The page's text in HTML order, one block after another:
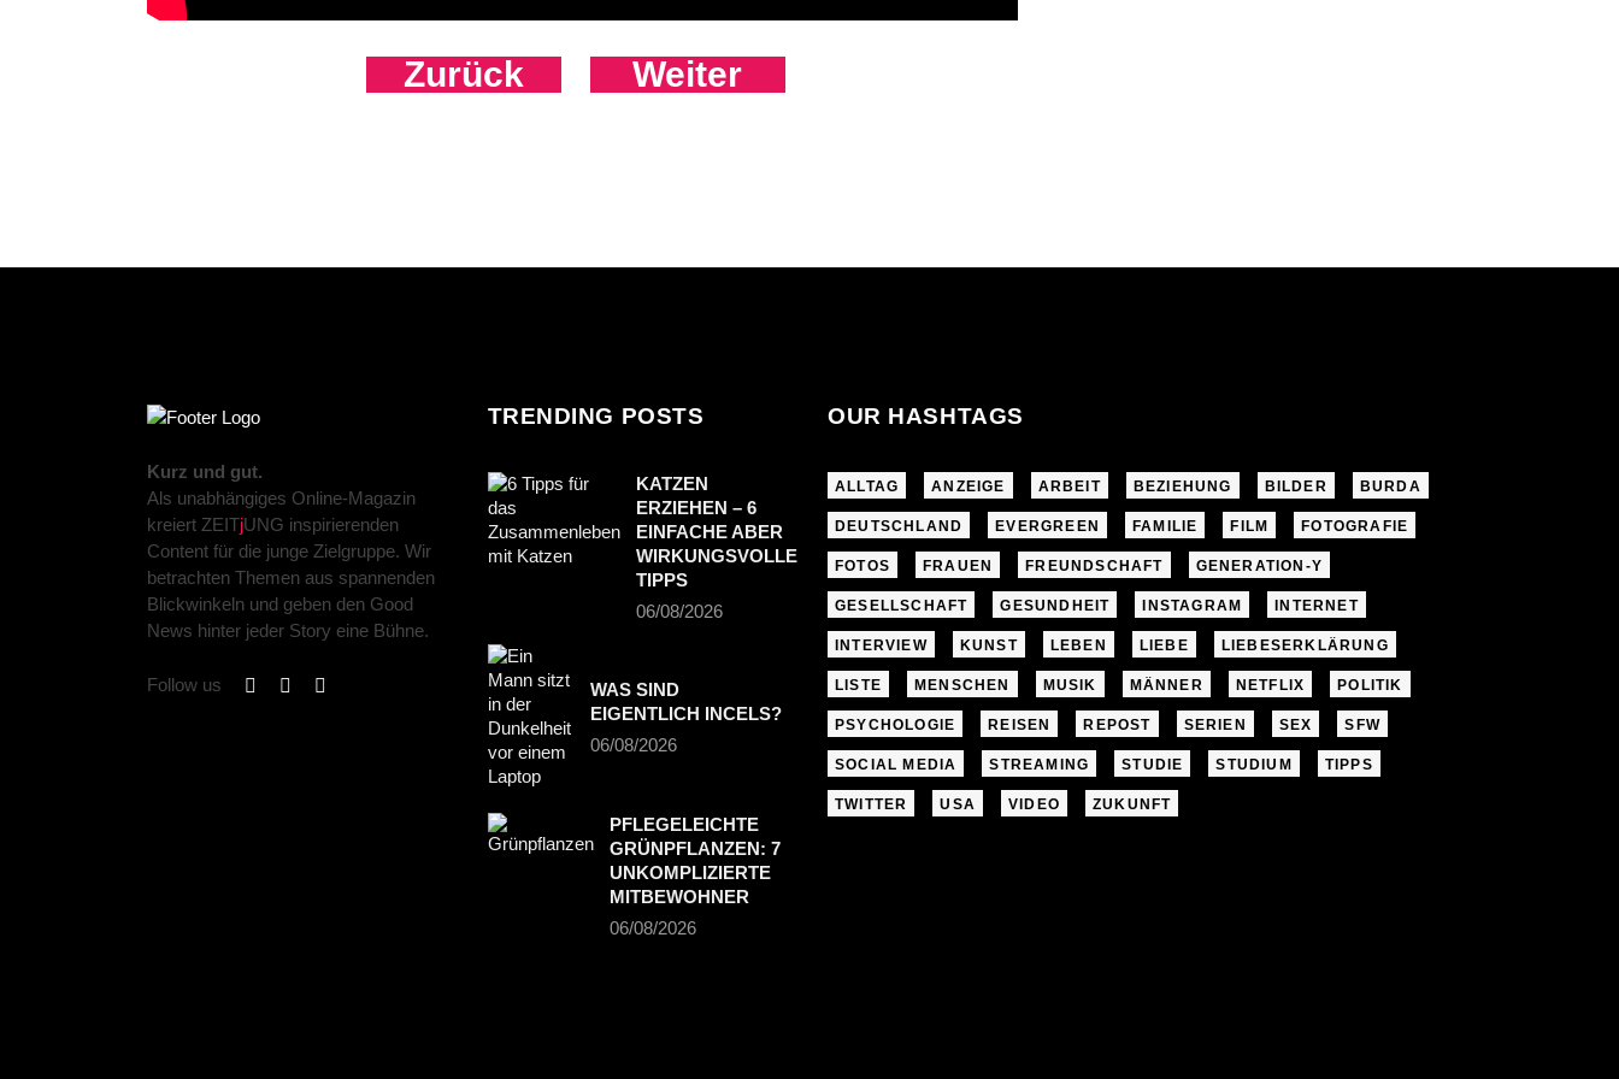
Zurück Weiter
Kurz und gut.
Als unabhängiges Online-Magazin
kreiert ZEITjUNG inspirierenden
Content für die junge Zielgruppe. Wir
betrachten Themen aus spannenden
Blickwinkeln und geben den Good
News hinter jeder Story eine Bühne.
Follow us
TRENDING POSTS
KATZEN
ERZIEHEN – 6
EINFACHE ABER
WIRKUNGSVOLLE
TIPPS
06/08/2026
WAS SIND
EIGENTLICH INCELS?
06/08/2026
PFLEGELEICHTE
GRÜNPFLANZEN: 7
UNKOMPLIZIERTE
MITBEWOHNER
06/08/2026
OUR HASHTAGS
ALLTAG ANZEIGE ARBEIT BEZIEHUNG BILDER BURDA
DEUTSCHLAND EVERGREEN FAMILIE FILM FOTOGRAFIE
FOTOS FRAUEN FREUNDSCHAFT GENERATION-Y
GESELLSCHAFT GESUNDHEIT INSTAGRAM INTERNET
INTERVIEW KUNST LEBEN LIEBE LIEBESERKLÄRUNG
LISTE MENSCHEN MUSIK MÄNNER NETFLIX POLITIK
PSYCHOLOGIE REISEN REPOST SERIEN SEX SFW
SOCIAL MEDIA STREAMING STUDIE STUDIUM TIPPS
TWITTER USA VIDEO ZUKUNFT